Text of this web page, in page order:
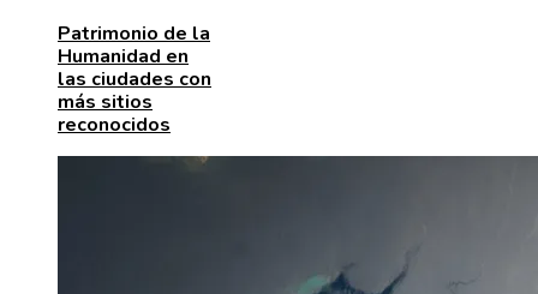
Patrimonio de la
Humanidad en
las ciudades con
más sitios
reconocidos